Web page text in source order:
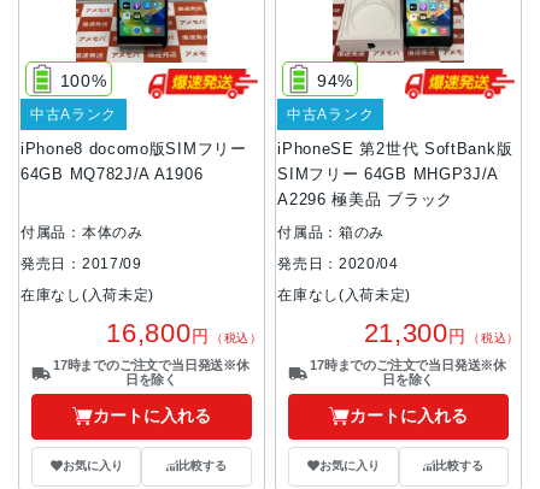
iPhone8 docomo版SIMフリー
64GB MQ782J/A A1906
100%
中古Aランク
付属品：本体のみ
発売日：2017/09
在庫なし(入荷未定)
16,800円 （税込）
17時までのご注文で当日発送※休
日を除く
カートに入れる
お気に入り 比較する
iPhoneSE 第2世代 SoftBank版
SIMフリー 64GB MHGP3J/A
A2296 極美品 ブラック
94%
中古Aランク
付属品：箱のみ
発売日：2020/04
在庫なし(入荷未定)
21,300円 （税込）
17時までのご注文で当日発送※休
日を除く
カートに入れる
お気に入り 比較する